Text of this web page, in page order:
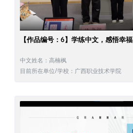
【作品编号：6】学练中文，感悟幸福
中文姓名：高楠枫
目前所在单位/学校：广西职业技术学院